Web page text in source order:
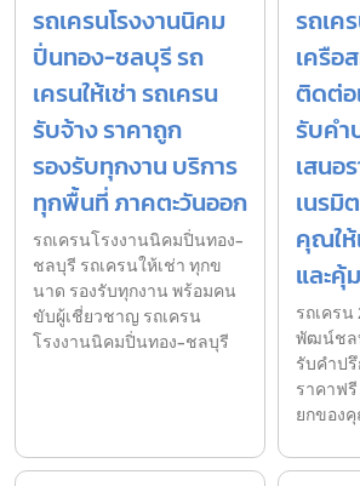
รถเครนโรงงานนิคม
ปิ่นทอง-ชลบุรี รถ
เครนให้เช่า รถเครน
รับจ้าง ราคาถูก
รองรับทุกงาน บริการ
ทุกพื้นที่ ภาคตะวันออก
รถเครนโรงงานนิคมปิ่นทอง-
ชลบุรี รถเครนให้เช่า ทุกข
นาด รองรับทุกงาน พร้อมคน
ขับผู้เชี่ยวชาญ รถเครน
โรงงานนิคมปิ่นทอง-ชลบุรี
รถเค
เครื
ติดต่อ
รับคำ
เสนอ
เนรมิ
คุณให้
และคุ้
รถเคร
พัฒน์ชล
รับคำป
ราคาฟ
ยกของ